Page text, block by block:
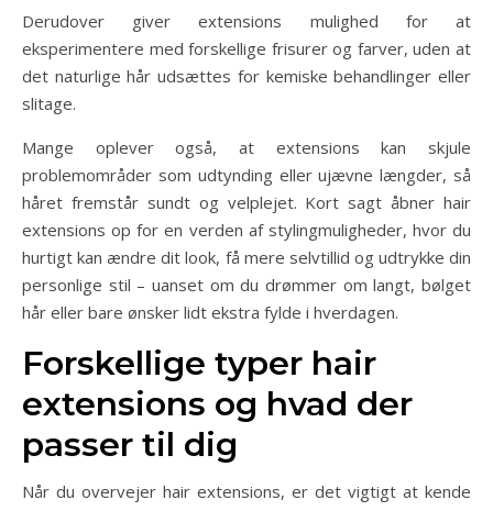
Derudover giver extensions mulighed for at
eksperimentere med forskellige frisurer og farver, uden at
det naturlige hår udsættes for kemiske behandlinger eller
slitage.
Mange oplever også, at extensions kan skjule
problemområder som udtynding eller ujævne længder, så
håret fremstår sundt og velplejet. Kort sagt åbner hair
extensions op for en verden af stylingmuligheder, hvor du
hurtigt kan ændre dit look, få mere selvtillid og udtrykke din
personlige stil – uanset om du drømmer om langt, bølget
hår eller bare ønsker lidt ekstra fylde i hverdagen.
Forskellige typer hair
extensions og hvad der
passer til dig
Når du overvejer hair extensions, er det vigtigt at kende